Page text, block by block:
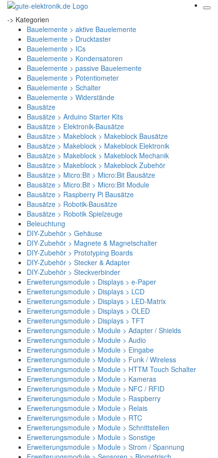
-> Kategorien
Bauelemente > aktive Bauelemente
Bauelemente > Drucktaster
Bauelemente > ICs
Bauelemente > Kondensatoren
Bauelemente > passive Bauelemente
Bauelemente > Potentiometer
Bauelemente > Schalter
Bauelemente > Widerstände
Bausätze
Bausätze > Arduino Starter Kits
Bausätze > Elektronik-Bausätze
Bausätze > Makeblock > Makeblock Bausätze
Bausätze > Makeblock > Makeblock Elektronik
Bausätze > Makeblock > Makeblock Mechanik
Bausätze > Makeblock > Makeblock Zubehör
Bausätze > Micro:Bit > Micro:Bit Bausätze
Bausätze > Micro:Bit > Micro:Bit Module
Bausätze > Raspberry Pi Bausätze
Bausätze > Robotik-Bausätze
Bausätze > Robotik Spielzeuge
Beleuchtung
DIY-Zubehör > Gehäuse
DIY-Zubehör > Magnete & Magnetschalter
DIY-Zubehör > Prototyping Boards
DIY-Zubehör > Stecker & Adapter
DIY-Zubehör > Steckverbinder
Erweiterungsmodule > Displays > e-Paper
Erweiterungsmodule > Displays > LCD
Erweiterungsmodule > Displays > LED-Matrix
Erweiterungsmodule > Displays > OLED
Erweiterungsmodule > Displays > TFT
Erweiterungsmodule > Module > Adapter / Shields
Erweiterungsmodule > Module > Audio
Erweiterungsmodule > Module > Eingabe
Erweiterungsmodule > Module > Funk / Wireless
Erweiterungsmodule > Module > HTTM Touch Schalter
Erweiterungsmodule > Module > Kameras
Erweiterungsmodule > Module > NFC / RFID
Erweiterungsmodule > Module > Raspberry
Erweiterungsmodule > Module > Relais
Erweiterungsmodule > Module > RTC
Erweiterungsmodule > Module > Schnittstellen
Erweiterungsmodule > Module > Sonstige
Erweiterungsmodule > Module > Strom / Spannung